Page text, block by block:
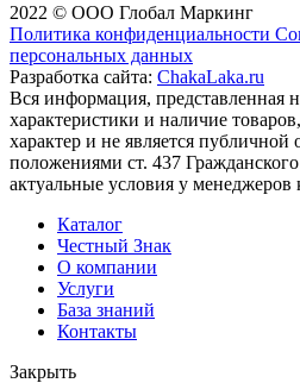
2022 © ООО Глобал Маркинг
Политика конфиденциальности
персональных данных
Разработка сайта: ChakaLaka.ru
Вся информация, представленная
характеристики и наличие
характер и не является публичной
положениями ст. 437
актуальные условия у менеджеров
Каталог
Честный Знак
О компании
Услуги
База знаний
Контакты
Закрыть